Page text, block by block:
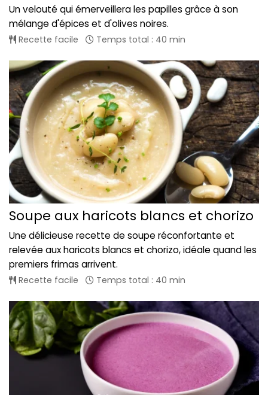
Un velouté qui émerveillera les papilles grâce à son
mélange d'épices et d'olives noires.
Recette facile Temps total : 40 min
Soupe aux haricots blancs et chorizo
Une délicieuse recette de soupe réconfortante et
relevée aux haricots blancs et chorizo, idéale quand les
premiers frimas arrivent.
Recette facile Temps total : 40 min